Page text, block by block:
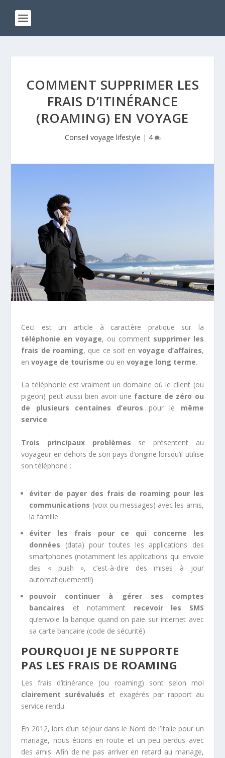
COMMENT SUPPRIMER LES
FRAIS D’ITINÉRANCE
(ROAMING) EN VOYAGE
Conseil voyage lifestyle | 4
Ceci est un article à caractère pratique sur la
téléphonie en voyage, ou comment supprimer les
frais de roaming, que ce soit envoyage d’affaires,
envoyage de tourisme ou envoyage long terme.
La téléphonie est vraiment un domaine où le client (ou
pigeon) peut aussi bien avoir une facture de zéro ou
de plusieurs centaines d’euros…pour le même
service.
Trois principaux problèmes se présentent au
voyageur en dehors de son pays d’origine lorsqu’il utilise
son téléphone :
éviter de payer des frais de roaming pour les
communications (voix ou messages) avec les amis,
la famille
éviter les frais pour ce qui concerne les
données (data) pour toutes les applications des
smartphones (notamment les applications qui envoie
des « push », c’est-à-dire des mises à jour
automatiquement!!)
pouvoir continuer à gérer ses comptes
bancaires et notamment recevoir les SMS
qu’envoie la banque quand on paie sur internet avec
sa carte bancaire (code de sécurité)
POURQUOI JE NE SUPPORTE
PAS LES FRAIS DE ROAMING
Les frais d’itinérance (ou roaming) sont selon moi
clairement surévalués et exagérés par rapport au
service rendu.
En 2012, lors d’un séjour dans le Nord de l’Italie pour un
mariage, nous étions en route et un peu perdus avec
des amis. Afin de ne pas arriver en retard au mariage,